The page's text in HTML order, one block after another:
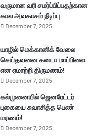
வருமான வரி சமர்ப்பிப்பதற்கான
கால அவகாசம் நீடிப்பு
December 7, 2025
யாழில் மெக்கானிக் வேலை
செய்தவனை கனடா மாப்பிளை
என ஏமாற்றி திருமணம்!
December 7, 2025
கல்முனையில் ஜெனரேட்டர்
புகையை சுவாசித்த பெண்
மரணம்!
December 7, 2025